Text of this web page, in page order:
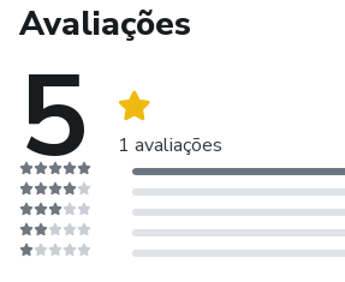
Avaliações
5 1 avaliações